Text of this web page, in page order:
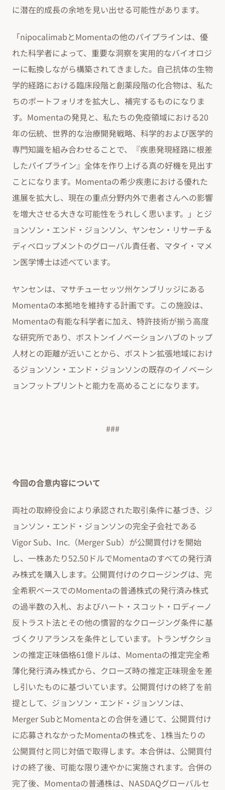
に潜在的成長の余地を見い出せる可能性があります。
「nipocalimabとMomentaの他のパイプラインは、優
れた科学者によって、重要な洞察を実用的なバイオロジ
ーに転換しながら構築されてきました。自己抗体の生物
学的経路における臨床段階と創薬段階の化合物は、私た
ちのポートフォリオを拡大し、補完するものになりま
す。Momentaの発見と、私たちの免疫領域における20
年の伝統、世界的な治療開発戦略、科学的および医学的
専門知識を組み合わせることで、『疾患発現経路に根差
したパイプライン』全体を作り上げる真の好機を見出す
ことになります。Momentaの希少疾患における優れた
進展を拡大し、現在の重点分野内外で患者さんへの影響
を増大させる大きな可能性をうれしく思います。」とジ
ョンソン・エンド・ジョンソン、ヤンセン・リサーチ＆
ディベロップメントのグローバル責任者、マタイ・マメ
ン医学博士は述べています。
ヤンセンは、マサチューセッツ州ケンブリッジにある
Momentaの本拠地を維持する計画です。この施設は、
Momentaの有能な科学者に加え、特許技術が揃う高度
な研究所であり、ボストンイノベーションハブのトップ
人材との距離が近いことから、ボストン拡張地域におけ
るジョンソン・エンド・ジョンソンの既存のイノベーシ
ョンフットプリントと能力を高めることになります。
###
今回の合意内容について
両社の取締役会により承認された取引条件に基づき、ジ
ョンソン・エンド・ジョンソンの完全子会社である
Vigor Sub、Inc.（Merger Sub）が公開買付けを開始
し、一株あたり52.50ドルでMomentaのすべての発行済
み株式を購入します。公開買付けのクロージングは、完
全希釈ベースでのMomentaの普通株式の発行済み株式
の過半数の入札、およびハート・スコット・ロディーノ
反トラスト法とその他の慣習的なクロージング条件に基
づくクリアランスを条件としています。トランザクショ
ンの推定正味価格61億ドルは、Momentaの推定完全希
薄化発行済み株式から、クローズ時の推定正味現金を差
し引いたものに基づいています。公開買付けの終了を前
提として、ジョンソン・エンド・ジョンソンは、
Merger SubとMomentaとの合併を通じて、公開買付け
に応募されなかったMomentaの株式を、1株当たりの
公開買付と同じ対価で取得します。本合併は、公開買付
けの終了後、可能な限り速やかに実施されます。合併の
完了後、Momentaの普通株は、NASDAQグローバルセ